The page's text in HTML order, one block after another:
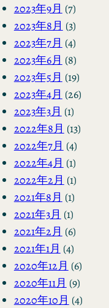
2023年9月 (7)
2023年8月 (3)
2023年7月 (4)
2023年6月 (8)
2023年5月 (19)
2023年4月 (26)
2023年3月 (1)
2022年8月 (13)
2022年7月 (4)
2022年4月 (1)
2022年2月 (1)
2021年8月 (1)
2021年3月 (1)
2021年2月 (6)
2021年1月 (4)
2020年12月 (6)
2020年11月 (9)
2020年10月 (4)